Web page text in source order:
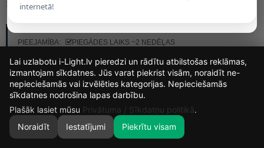
0
PIEEJAMĪBA:
PIEGĀDES LAIKS ~2 NEDĒĻAS
internetā!
13
DIENAS
16
STUNDAS
30
MIN.
15
Lai uzlabotu i-Light.lv pieredzi un rādītu atbilstošas reklāmas,
izmantojam sīkdatnes. Jūs varat piekrist visām, noraidīt ne-
nepieciešamās vai izvēlēties kategorijas. Nepieciešamās
sīkdatnes nodrošina lapas darbību.
Plašāk lasiet mūsu Privātuma / Sīkdatņu politikā.
Noraidīt
Iestatījumi Piekrītu visam